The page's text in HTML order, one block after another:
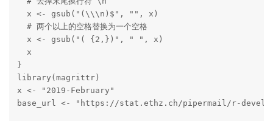
  x <- gsub("(\\\n)$", "", x)
  # 两个以上的空格替换为一个空格
  x <- gsub("( {2,})", " ", x)
  x
}
library(magrittr)
x <- "2019-February"
base_url <- "https://stat.ethz.ch/pipermail/r-devel"